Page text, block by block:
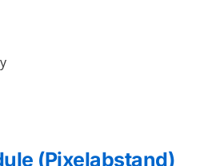
(Pixelabstand)